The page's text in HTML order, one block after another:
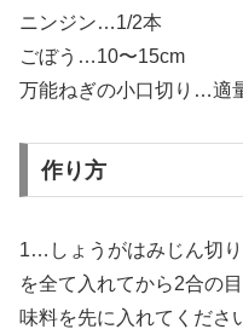
ニンジン…1/2本
ごぼう…10〜15cm
万能ねぎの小口切り…適
作り方
1…しょうがはみじん切
を全て入れてから2合の
味料を先に入れてくださ